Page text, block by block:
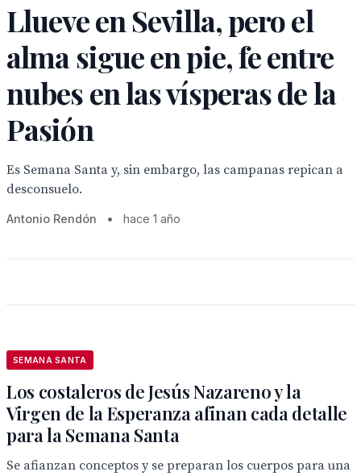
Llueve en Sevilla, pero el
alma sigue en pie, fe entre
nubes en las vísperas de la
Pasión
Es Semana Santa y, sin embargo, las campanas repican a
desconsuelo.
Antonio Rendón • hace 1 año
SEMANA SANTA
Los costaleros de Jesús Nazareno y la
Virgen de la Esperanza afinan cada detalle
para la Semana Santa
Se afianzan conceptos y se preparan los cuerpos para una